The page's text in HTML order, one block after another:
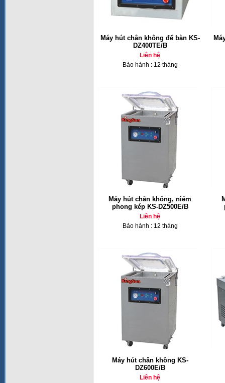
Máy hút chân không để bàn KS-
DZ400TE/B
Liên hệ
Bảo hành : 12 tháng
Máy hút chân không, niêm
phong kép KS-DZ500E/B
Liên hệ
Bảo hành : 12 tháng
Máy hút chân không KS-
DZ600E/B
Liên hệ